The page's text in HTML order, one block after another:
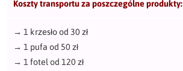
Koszty transportu za poszczególne produkty:
→ 1 krzesło od 30 zł
→ 1 pufa od 50 zł
→ 1 fotel od 120 zł